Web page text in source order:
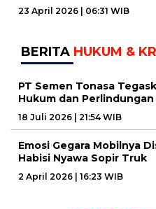
23 April 2026 | 06:31 WIB
BERITA HUKUM &
PT Semen Tonasa
Hukum dan
18 Juli 2026 | 21:54 WIB
Emosi Gegara Mobilnya
Habisi Nyawa Sopir Truk
2 April 2026 | 16:23 WIB